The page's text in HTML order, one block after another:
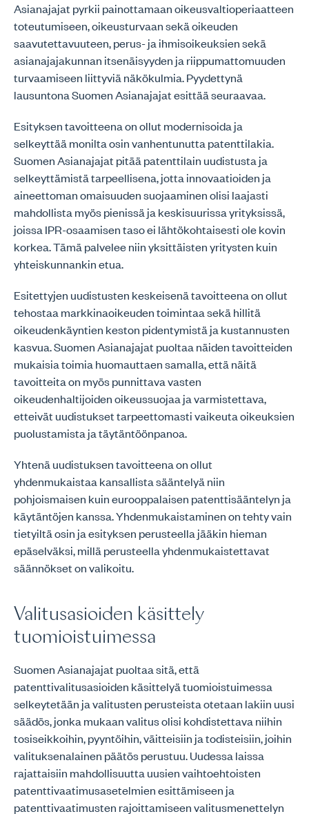
Asianajajat pyrkii painottamaan oikeusvaltioperiaatteen
toteutumiseen, oikeusturvaan sekä oikeuden
saavutettavuuteen, perus- ja ihmisoikeuksien sekä
asianajajakunnan itsenäisyyden ja riippumattomuuden
turvaamiseen liittyviä näkökulmia. Pyydettynä
lausuntona Suomen Asianajajat esittää seuraavaa.
Esityksen tavoitteena on ollut modernisoida ja
selkeyttää monilta osin vanhentunutta patenttilakia.
Suomen Asianajajat pitää patenttilain uudistusta ja
selkeyttämistä tarpeellisena, jotta innovaatioiden ja
aineettoman omaisuuden suojaaminen olisi laajasti
mahdollista myös pienissä ja keskisuurissa yrityksissä,
joissa IPR-osaamisen taso ei lähtökohtaisesti ole kovin
korkea. Tämä palvelee niin yksittäisten yritysten kuin
yhteiskunnankin etua.
Esitettyjen uudistusten keskeisenä tavoitteena on ollut
tehostaa markkinaoikeuden toimintaa sekä hillitä
oikeudenkäyntien keston pidentymistä ja kustannusten
kasvua. Suomen Asianajajat puoltaa näiden tavoitteiden
mukaisia toimia huomauttaen samalla, että näitä
tavoitteita on myös punnittava vasten
oikeudenhaltijoiden oikeussuojaa ja varmistettava,
etteivät uudistukset tarpeettomasti vaikeuta oikeuksien
puolustamista ja täytäntöönpanoa.
Yhtenä uudistuksen tavoitteena on ollut
yhdenmukaistaa kansallista sääntelyä niin
pohjoismaisen kuin eurooppalaisen patenttisääntelyn ja
käytäntöjen kanssa. Yhdenmukaistaminen on tehty vain
tietyiltä osin ja esityksen perusteella jääkin hieman
epäselväksi, millä perusteella yhdenmukaistettavat
säännökset on valikoitu.
Valitusasioiden käsittely
tuomioistuimessa
Suomen Asianajajat puoltaa sitä, että
patenttivalitusasioiden käsittelyä tuomioistuimessa
selkeytetään ja valitusten perusteista otetaan lakiin uusi
säädös, jonka mukaan valitus olisi kohdistettava niihin
tosiseikkoihin, pyyntöihin, väitteisiin ja todisteisiin, joihin
valituksenalainen päätös perustuu. Uudessa laissa
rajattaisiin mahdollisuutta uusien vaihtoehtoisten
patenttivaatimusasetelmien esittämiseen ja
patenttivaatimusten rajoittamiseen valitusmenettelyn